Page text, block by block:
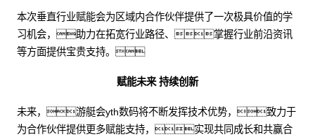
本次垂直行业赋能会为区域内合作伙伴提供了一次极具价值的学
习机会，助力在拓宽行业路径、掌握行业前沿资讯
等方面提供宝贵支持。
赋能未来 持续创新
未来，游艇会yth数码将不断发挥技术优势，致力于
为合作伙伴提供更多赋能支持，实现共同成长和共赢合